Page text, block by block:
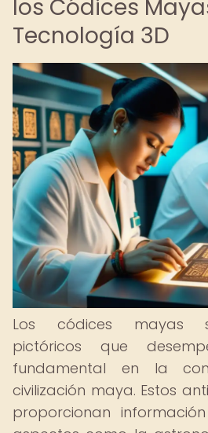
los Códices
Tecnología 3D
Los códices mayas
pictóricos que
fundamental en la
civilización maya. Estos
proporcionan